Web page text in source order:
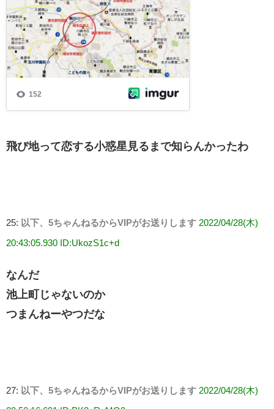
飛び地って恋する小惑星見るまで知らんかったわ
25: 以下、5ちゃんねるからVIPがお送りします 2022/04/28(木)
20:43:05.930 ID:UkozS1c+d
なんだ
池上町じゃないのか
つまんねーやつだな
27: 以下、5ちゃんねるからVIPがお送りします 2022/04/28(木)